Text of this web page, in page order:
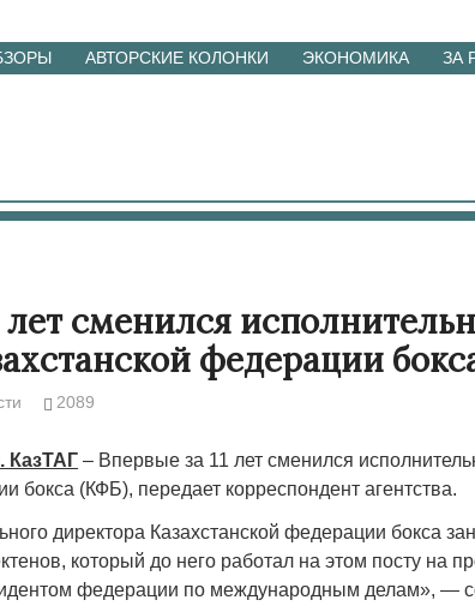
АВТОРСКИЕ КОЛОНКИ ЭКОНОМИКА ЗА
лет сменился
федерации
2089
КазТАГ – Впервые за 11 лет сменился
бокса (КФБ), передает корреспондент агентства.
директора Казахстанской федерации бокса
который до него работал на этом посту на
федерации по международным делам», —
Странная забастовка в Жанаозене.
Дарига не ждёт конфискации.
«Новый
правды»